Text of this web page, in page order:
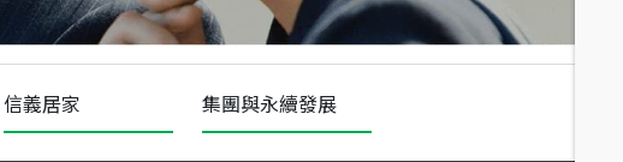
信義居家 集團與永續發展